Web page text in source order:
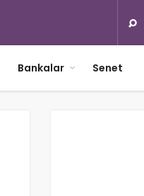
Bankalar Senet